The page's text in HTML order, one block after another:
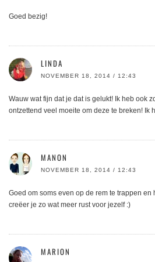
Goed bezig!
LINDA
NOVEMBER 18, 2014 / 12:43
Wauw wat fijn dat je dat is gelukt! Ik heb ook
ontzettend veel moeite om deze te breken! Ik
MANON
NOVEMBER 18, 2014 / 12:43
Goed om soms even op de rem te trappen
creëer je zo wat meer rust voor jezelf :)
MARION